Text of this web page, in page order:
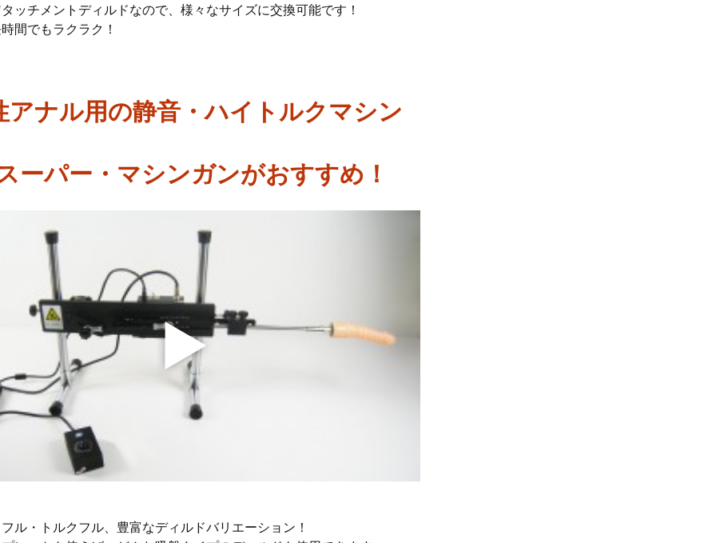
ッチメントディルドなので、様々なサイズに交換可能です！
間でもラクラク！
ナル用の静音・ハイトルクマシン
ーパー・マシンガンがおすすめ！
ル・トルクフル、豊富なディルドバリエーション！